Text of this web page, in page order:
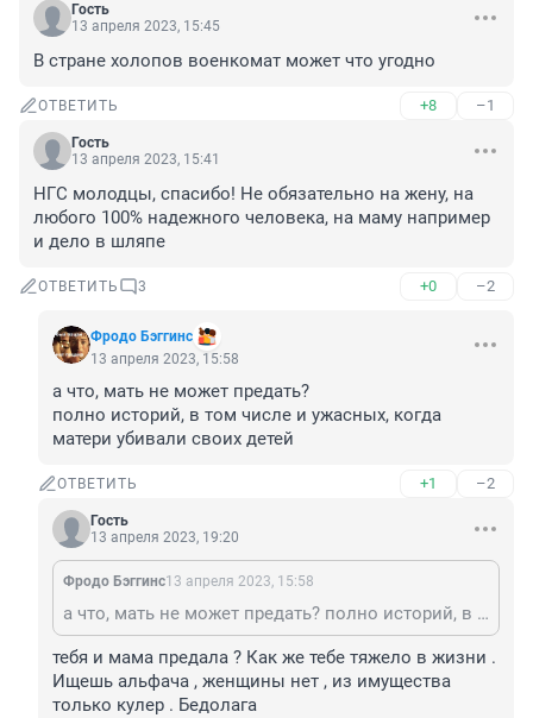
Гость
13 апреля 2023, 15:45
В стране холопов военкомат может что угодно
ОТВЕТИТЬ +8 –1
Гость
13 апреля 2023, 15:41
НГС молодцы, спасибо! Не обязательно на жену, на
любого 100% надежного человека, на маму например
и дело в шляпе
ОТВЕТИТЬ 3 +0 –2
Фродо Бэггинс
13 апреля 2023, 15:58
а что, мать не может предать?
полно историй, в том числе и ужасных, когда
матери убивали своих детей
ОТВЕТИТЬ +1 –2
Гость
13 апреля 2023, 19:20
Фродо Бэггинс13 апреля 2023, 15:58
а что, мать не может предать? полно историй, в том числе и ужасных, когда матери убивали своих детей
тебя и мама предала ? Как же тебе тяжело в жизни .
Ищешь альфача , женщины нет , из имущества
только кулер . Бедолага